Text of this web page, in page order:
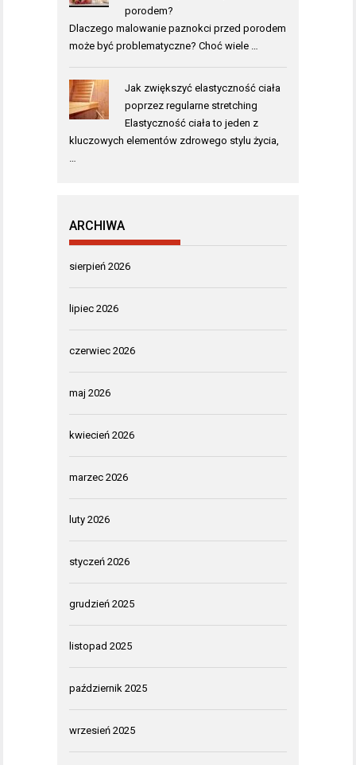
porodem?
Dlaczego malowanie paznokci przed porodem
może być problematyczne? Choć wiele …
Jak zwiększyć elastyczność ciała
poprzez regularne stretching
Elastyczność ciała to jeden z
kluczowych elementów zdrowego stylu życia,
…
ARCHIWA
sierpień 2026
lipiec 2026
czerwiec 2026
maj 2026
kwiecień 2026
marzec 2026
luty 2026
styczeń 2026
grudzień 2025
listopad 2025
październik 2025
wrzesień 2025